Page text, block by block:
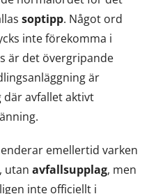
soptipp. Något ord
inte förekomma i
är det övergripande
är
där avfallet aktivt
emellertid varken
, utan avfallsupplag, men
inte officiellt i